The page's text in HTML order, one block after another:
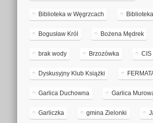
Biblioteka w Węgrzcach
Bogusław Król Bożena Mędrek
brak wody Brzozówka CIS
Dyskusyjny Klub Książki
Garlica Duchowna Garlica
Garliczka gmina Zielonki